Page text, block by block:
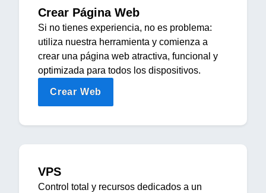
Crear Página Web
Si no tienes experiencia, no es problema:
utiliza nuestra herramienta y comienza a
crear una página web atractiva, funcional y
optimizada para todos los dispositivos.
Crear Web
VPS
Control total y recursos dedicados a un